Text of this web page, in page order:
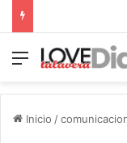
Menú
Inicio /